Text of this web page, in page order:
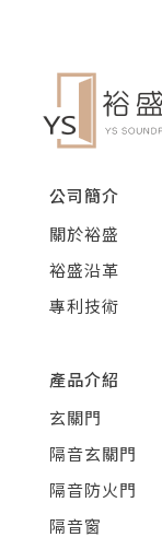
公司簡介
關於裕盛
裕盛沿革
專利技術
產品介紹
玄關門
隔音玄關門
隔音防火門
隔音窗